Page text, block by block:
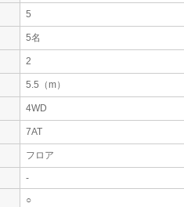
5
5名
2
5.5（m）
4WD
7AT
フロア
-
○